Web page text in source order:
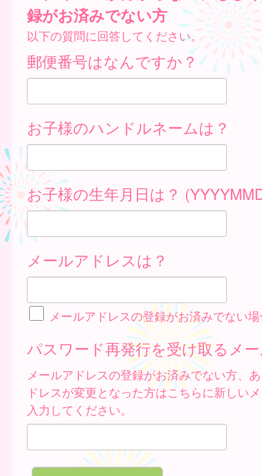
録がお済みでない方
以下の質問に回答してください。
郵便番号はなんですか？
お子様のハンドルネームは？
お子様の生年月日は？
メールアドレスは？
メールアドレスの登録がお済みでない
パスワード再発行を受け取るメ
メールアドレスの登録がお済みでない方、
ドレスが変更となった方はこちらに新しい
入力してください。